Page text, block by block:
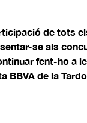
de tots
se als
fent-ho a
BBVA de la